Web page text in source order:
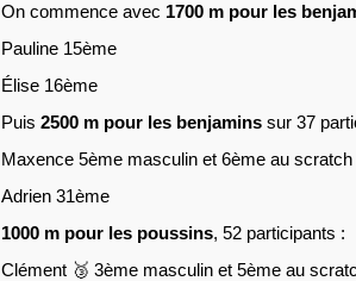
On commence avec 1700 m pour les
Pauline 15ème
Élise 16ème
Puis 2500 m pour les benjamins sur 37
Maxence 5ème masculin et 6ème au scratch
Adrien 31ème
1000 m pour les poussins, 52 participants :
Clément 🥉 3ème masculin et 5ème au